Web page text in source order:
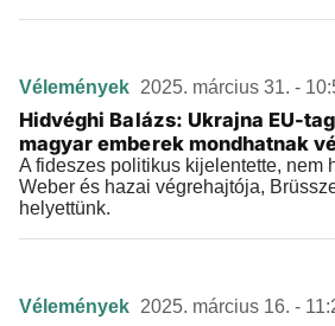
Vélemények 2025. március 31. -
Hidvéghi Balázs: Ukrajna EU-
magyar emberek mondhatnak
A fideszes politikus kijelentette, nem
Weber és hazai végrehajtója,
helyettünk.
Vélemények 2025. március 16. -